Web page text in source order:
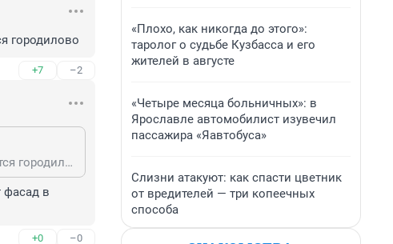
городилово
+7 –2
есть паспорт фасада, фасад должен ему соответствовать. А то начнется городилово
фасад в
+0 –0
«Плохо, как никогда до этого»:
таролог о судьбе Кузбасса и его
жителей в августе
«Четыре месяца больничных»: в
Ярославле автомобилист изувечил
пассажира «Яавтобуса»
Слизни атакуют: как спасти цветник
от вредителей — три копеечных
способа